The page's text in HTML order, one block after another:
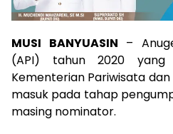
MUSI BANYUASIN –
(API) tahun 2020 yang
Kementerian Pariwisata
masuk pada tahap
masing nominator.